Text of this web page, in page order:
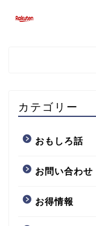
カテゴリー
おもしろ話
お問い合わせ
お得情報